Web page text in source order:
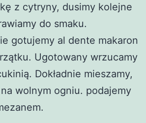
z cytryny, dusimy kolejne
do smaku.
gotujemy al dente makaron
Ugotowany wrzucamy
Dokładnie mieszamy,
wolnym ogniu. podajemy